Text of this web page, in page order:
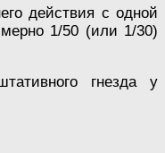
действия с одной
1/50 (или 1/30)
гнезда у